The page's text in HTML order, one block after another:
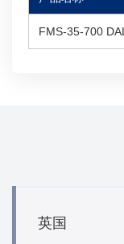
FMS-35-700
英国